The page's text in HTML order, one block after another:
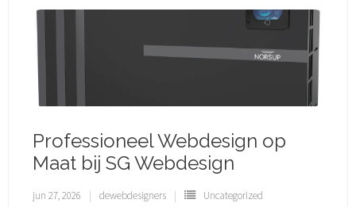
Professioneel Webdesign op
Maat bij SG Webdesign
jun 27, 2026 dewebdesigners
Uncategorized